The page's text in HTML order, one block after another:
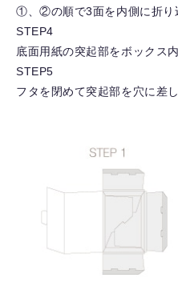
①、②の順で3面を内側に折り
STEP4
底面用紙の突起部をボックス
STEP5
フタを閉めて突起部を穴に差